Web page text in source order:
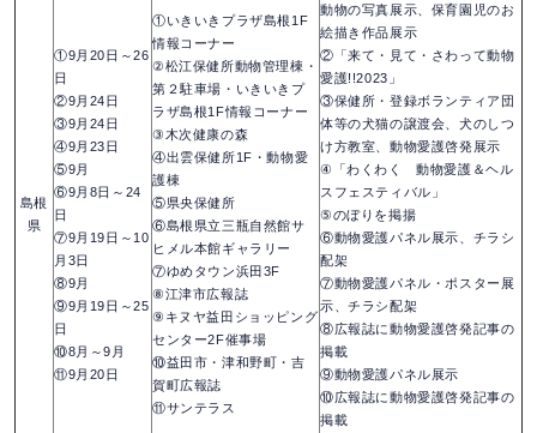
島根
県
①9月20日～26
日
②9月24日
③9月24日
④9月23日
⑤9月
⑥9月8日～24
日
⑦9月19日～10
月3日
⑧9月
⑨9月19日～25
日
⑩8月～9月
⑪9月20日
①いきいきプラザ島根1F
情報コーナー
②松江保健所動物管理棟・
第２駐車場・いきいきプ
ラザ島根1F情報コーナー
③木次健康の森
④出雲保健所1F・動物愛
護棟
⑤県央保健所
⑥島根県立三瓶自然館サ
ヒメル本館ギャラリー
⑦ゆめタウン浜田3F
⑧江津市広報誌
⑨キヌヤ益田ショッピング
センター2F催事場
⑩益田市・津和野町・吉
賀町広報誌
⑪サンテラス
動物の写真展示、保育園児のお
絵描き作品展示
②「来て・見て・さわって動物
愛護!!2023」
③保健所・登録ボランティア団
体等の犬猫の譲渡会、犬のしつ
け方教室、動物愛護啓発展示
④「わくわく 動物愛護＆ヘル
スフェスティバル」
⑤のぼりを掲揚
⑥動物愛護パネル展示、チラシ
配架
⑦動物愛護パネル・ポスター展
示、チラシ配架
⑧広報誌に動物愛護啓発記事の
掲載
⑨動物愛護パネル展示
⑩広報誌に動物愛護啓発記事の
掲載